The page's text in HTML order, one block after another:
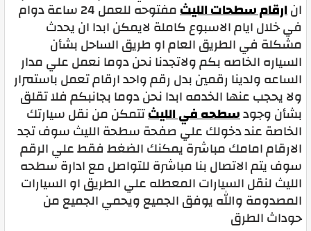
انارقام سطحات الليث مفتوحه للعمل 24 ساعة دوام
في خلال ايام الاسبوع كاملة لايمكن ابدا ان يحدث
مشكلة في الطريق العام او طريق الساحل بشأن
السياره الخاصه بكم ولاتجدنا نحن دوما نعمل علي مدار
الساعه ولدينا رقمين بدل رقم واحد ارقام تعمل باستمرار
ولا يحجب عنها الخدمه ابدا نحن دوما بجانبكم فلا تقلق
بشأن وجودسطحه في الليثتتمكن من نقل سيارتك
الخاصة عند دخولك علي صفحة سطحة الليث سوف تجد
الارقام امامك مباشرة يمكنك الضغط فقط علي الرقم
سوف يتم الاتصال بنا مباشرة للتواصل مع ادارة سطحه
الليث لنقل السيارات المعطله علي الطريق او السيارات
المصدومة والله يوفق الجميع ويحمي الجميع من
حوداث الطرق